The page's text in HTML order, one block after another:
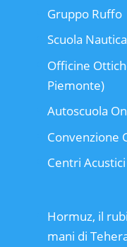
Gruppo Ruffo
Scuola
Officine
Piemonte)
Autoscuola
Convenzione
Centri
Hormuz, il
mani di